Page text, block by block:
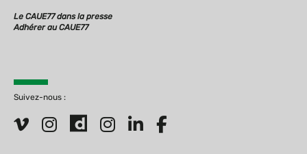
Le CAUE77 dans la presse
Adhérer au CAUE77
Suivez-nous :